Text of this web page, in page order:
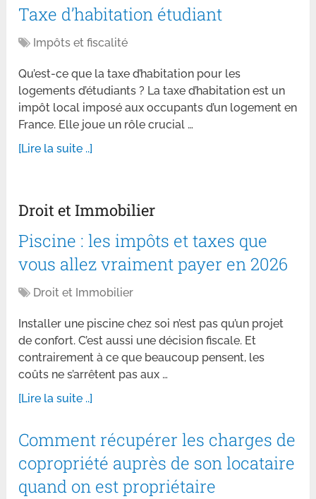
Taxe d’habitation étudiant
Impôts et fiscalité
Qu’est-ce que la taxe d’habitation pour les
logements d’étudiants ? La taxe d’habitation est un
impôt local imposé aux occupants d’un logement en
France. Elle joue un rôle crucial …
[Lire la suite ..]
Droit et Immobilier
Piscine : les impôts et taxes que
vous allez vraiment payer en 2026
Droit et Immobilier
Installer une piscine chez soi n’est pas qu’un projet
de confort. C’est aussi une décision fiscale. Et
contrairement à ce que beaucoup pensent, les
coûts ne s’arrêtent pas aux …
[Lire la suite ..]
Comment récupérer les charges de
copropriété auprès de son locataire
quand on est propriétaire